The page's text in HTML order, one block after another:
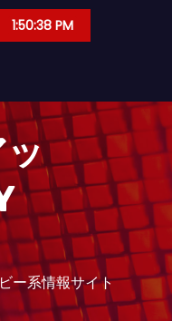
1:50:39 PM
ー系情報サイト